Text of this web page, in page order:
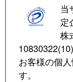
当
定
株
10830322(10)
お客様の個
す。